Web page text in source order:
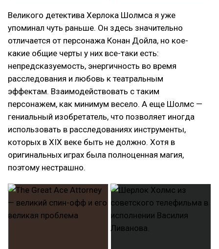
Великого детектива Херлока Шолмса я уже
упоминал чуть раньше. Он здесь значительно
отличается от персонажа Конан Дойла, но кое-
какие общие черты у них все-таки есть:
непредсказуемость, энергичность во время
расследования и любовь к театральным
эффектам. Взаимодействовать с таким
персонажем, как минимум весело. А еще Шолмс —
гениальный изобретатель, что позволяет иногда
использовать в расследованиях инструменты,
которых в XIX веке быть не должно. Хотя в
оригинальных играх была полноценная магия,
поэтому нестрашно.